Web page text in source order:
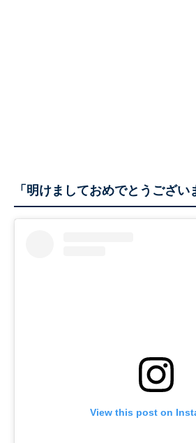
「明けましておめでとうござい
View this post on